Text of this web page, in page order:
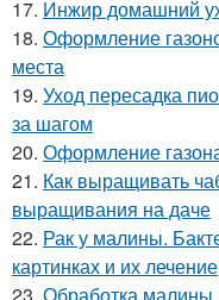
17. Инжир домашний
18. Оформление
места
19. Уход пересадка
за шагом
20. Оформление
21. Как выращивать
выращивания на даче
22. Рак у малины.
картинках и их лечение